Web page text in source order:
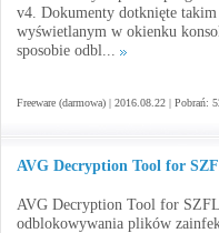
v4. Dokumenty dotknięte takim
wyświetlanym w okienku
sposobie odbl...
Freeware (darmowa) | 2016.08.22 | Pobrań:
AVG Decryption Tool for
AVG Decryption Tool for
odblokowywania plików